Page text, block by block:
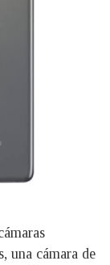
una cámara de